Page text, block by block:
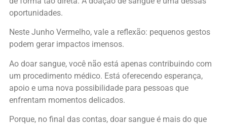
oportunidades.
Neste Junho Vermelho, vale a reflexão: pequenos gestos
podem gerar impactos imensos.
Ao doar sangue, você não está apenas contribuindo com
um procedimento médico. Está oferecendo esperança,
apoio e uma nova possibilidade para pessoas que
enfrentam momentos delicados.
Porque, no final das contas, doar sangue é mais do que